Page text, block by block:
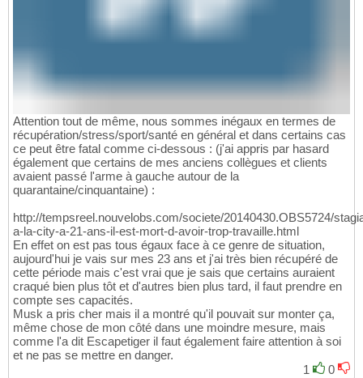
Attention tout de même, nous sommes inégaux en termes de
récupération/stress/sport/santé en général et dans certains cas
ce peut être fatal comme ci-dessous : (j'ai appris par hasard
également que certains de mes anciens collègues et clients
avaient passé l'arme à gauche autour de la
quarantaine/cinquantaine) :
http://tempsreel.nouvelobs.com/societe/20140430.OBS5724/
a-la-city-a-21-ans-il-est-mort-d-avoir-trop-travaille.html
En effet on est pas tous égaux face à ce genre de situation,
aujourd'hui je vais sur mes 23 ans et j'ai très bien récupéré de
cette période mais c'est vrai que je sais que certains auraient
craqué bien plus tôt et d'autres bien plus tard, il faut prendre en
compte ses capacités.
Musk a pris cher mais il a montré qu'il pouvait sur monter ça,
même chose de mon côté dans une moindre mesure, mais
comme l'a dit Escapetiger il faut également faire attention à soi
et ne pas se mettre en danger.
1
0